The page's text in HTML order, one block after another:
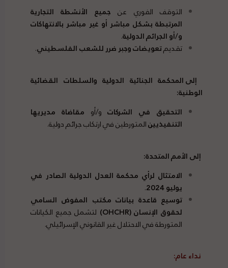
التوقف الفوري عن جميع الأنشطة التجارية
المرتبطة بشكل مباشر أو غير مباشر بالانتهاكات
و/أو الجرائم الدولية.
تقديمتعويضات وجبر ضرر للشعب الفلسطيني.
إلى المحكمة الجنائية الدولية والسلطات القضائية
الوطنية:
التحقيق في الشركاتو/أو مقاضاة مديريها
التنفيذيينالمتورطين في ارتكاب جرائم دولية.
إلى الأمم المتحدة:
الامتثال لرأي محكمة العدل الدولية الصادر في
يوليو 2024
.
توسيع قاعدة بيانات مكتب المفوض السامي
لحقوق الإنسان(OHCHR)
لتشمل جميع الكيانات
المتورطة في الاحتلال غير القانوني الإسرائيلي.
نداء عام: